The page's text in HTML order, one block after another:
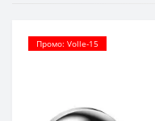
Промо: Volle-15